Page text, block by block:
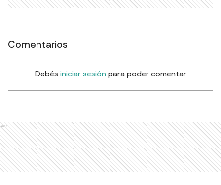
Comentarios
Debés iniciar sesión para poder comentar
Ads